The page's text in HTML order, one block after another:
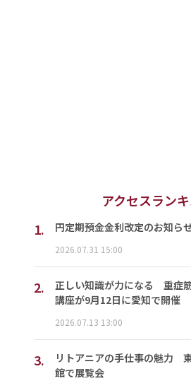
アクセスラン
1.
円定期預金金利改定のお知ら
2026.07.31 15:00
2.
正しい知識が力になる 重症
講座が9月12日に愛知で開催
2026.07.13 13:00
3.
リトアニアの手仕事の魅力
館で展覧会